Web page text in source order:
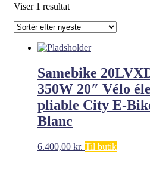
Viser 1 resultat
Samebike
350W 20″ Vélo
pliable City E-
Blanc
6.400,00 kr. Til butik